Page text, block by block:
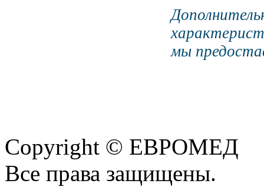
мы
Copyright © ЕВРОМЕД
Все права защищены.